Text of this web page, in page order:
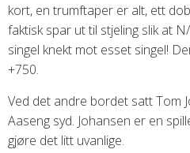
kort, en trumftaper er alt, ett
faktisk spar ut til stjeling slik at
singel knekt mot esset singel!
+750.
Ved det andre bordet satt Tom
Aaseng syd. Johansen er en
gjøre det litt uvanlige.